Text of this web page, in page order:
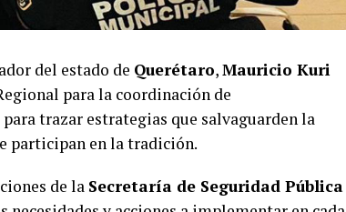
del estado de Querétaro,Mauricio Kuri
para la coordinación de
para trazar estrategias que salvaguarden la
participan en la tradición.
de la Secretaría de Seguridad Pública